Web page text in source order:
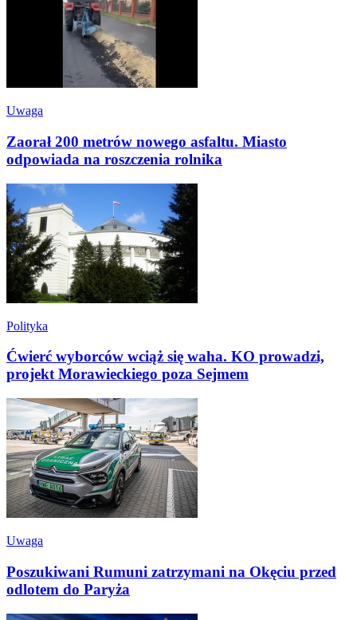
Uwaga
Zaorał 200 metrów nowego asfaltu. Miasto
odpowiada na roszczenia rolnika
Polityka
Ćwierć wyborców wciąż się waha. KO prowadzi,
projekt Morawieckiego poza Sejmem
Uwaga
Poszukiwani Rumuni zatrzymani na Okęciu przed
odlotem do Paryża